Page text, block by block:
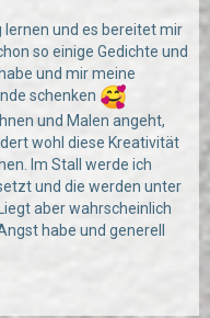
lernen und es bereitet mir
so einige Gedichte und
und mir meine
schenken
und Malen angeht,
wohl diese Kreativität
Im Stall werde ich
und die werden unter
aber wahrscheinlich
habe und generell